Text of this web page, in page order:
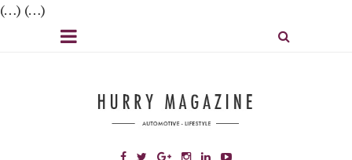
(…) (…)